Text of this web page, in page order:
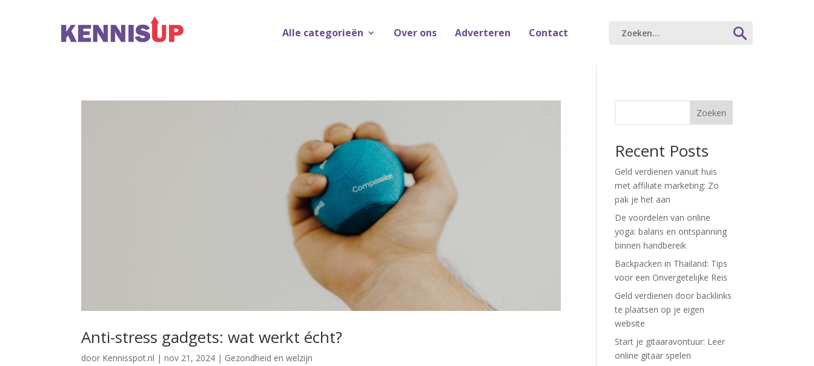
Alle categorieën Over ons Adverteren Contact
Anti-stress gadgets: wat werkt écht?
door Kennisspot.nl |nov 21, 2024 | Gezondheid en welzijn
Zoeken
Recent Posts
Geld verdienen vanuit huis
met affiliate marketing: Zo
pak je het aan
De voordelen van online
yoga: balans en ontspanning
binnen handbereik
Backpacken in Thailand: Tips
voor een Onvergetelijke Reis
Geld verdienen door backlinks
te plaatsen op je eigen
website
Start je gitaaravontuur: Leer
online gitaar spelen